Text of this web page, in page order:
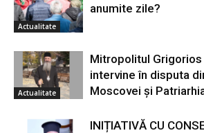
Actualitate
anumite zile?
Actualitate
Mitropolitul
intervine în disputa
Moscovei și
INIȚIATIVĂ CU